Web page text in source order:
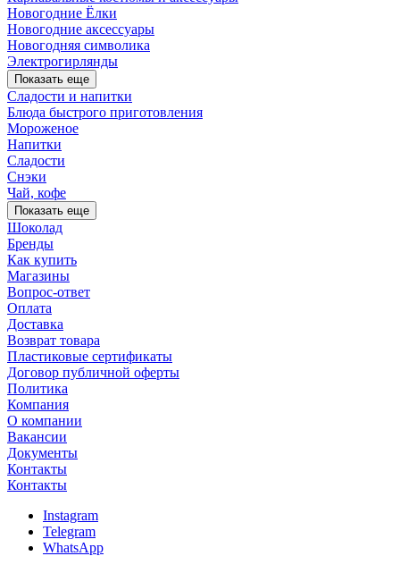
Новогодние Ёлки
Новогодние аксессуары
Новогодняя символика
Электрогирлянды
Показать еще
Сладости и напитки
Блюда быстрого приготовления
Мороженое
Напитки
Сладости
Снэки
Чай, кофе
Показать еще
Шоколад
Бренды
Как купить
Магазины
Вопрос-ответ
Оплата
Доставка
Возврат товара
Пластиковые сертификаты
Договор публичной оферты
Политика
Компания
О компании
Вакансии
Документы
Контакты
Контакты
Instagram
Telegram
WhatsApp